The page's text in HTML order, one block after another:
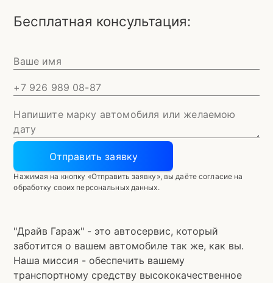
Бесплатная консультация:
Отправить заявку
Нажимая на кнопку «Отправить заявку», вы даёте согласие на
обработку своих персональных данных.
"Драйв Гараж" - это автосервис, который
заботится о вашем автомобиле так же, как вы.
Наша миссия - обеспечить вашему
транспортному средству высококачественное